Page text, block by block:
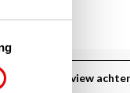
Review